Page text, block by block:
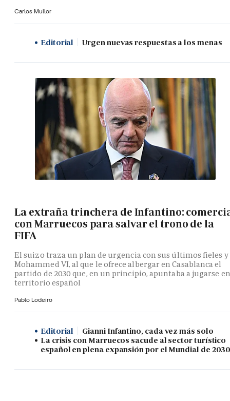
Carlos Mullor
Editorial Urgen nuevas respuestas a los menas
La extraña trinchera de Infantino:
con Marruecos para salvar el trono de la
FIFA
El suizo traza un plan de urgencia con sus últimos fieles y
Mohammed VI, al que le ofrece albergar en Casablanca el
partido de 2030 que, en un principio, apuntaba a jugarse en
territorio español
Pablo Lodeiro
Editorial
Gianni Infantino, cada vez más solo
La crisis con Marruecos sacude al sector turístico
español en plena expansión por el Mundial de